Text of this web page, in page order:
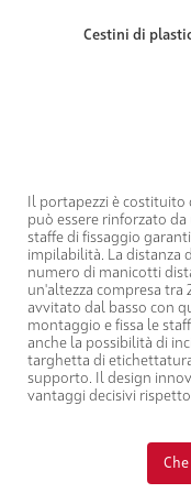
Cestini di
Il portapezzi è
può essere rinforzato
staffe di fissaggio
impilabilità. La distanza
numero di manicotti
un'altezza compresa tra
avvitato dal basso con
montaggio e fissa le
anche la possibilità di
targhetta di
supporto. Il design
vantaggi decisivi